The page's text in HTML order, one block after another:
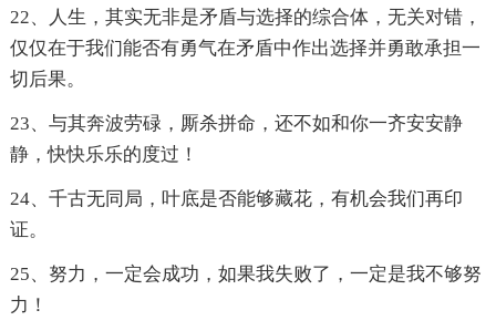
22、人生，其实无非是矛盾与选择的综合体，无关对错，
仅仅在于我们能否有勇气在矛盾中作出选择并勇敢承担一
切后果。
23、与其奔波劳碌，厮杀拼命，还不如和你一齐安安静
静，快快乐乐的度过！
24、千古无同局，叶底是否能够藏花，有机会我们再印
证。
25、努力，一定会成功，如果我失败了，一定是我不够努
力！